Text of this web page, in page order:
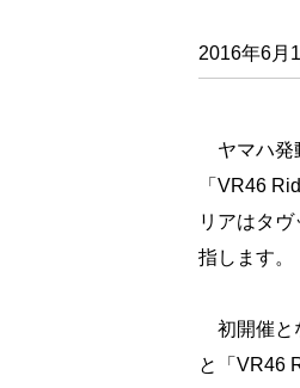
2016年6月
ヤマハ発
「VR46
リアはタ
指します。
初開催と
と「VR46